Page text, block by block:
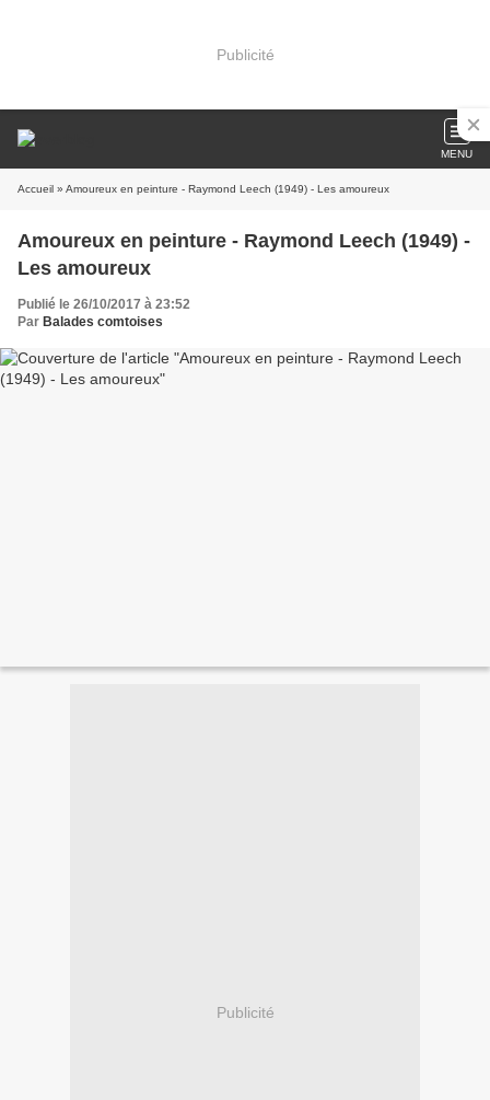
Publicité
MENU
Accueil » Amoureux en peinture - Raymond Leech (1949) - Les amoureux
Amoureux en peinture - Raymond Leech (1949) -
Les amoureux
Publié le 26/10/2017 à 23:52
Par Balades comtoises
Publicité